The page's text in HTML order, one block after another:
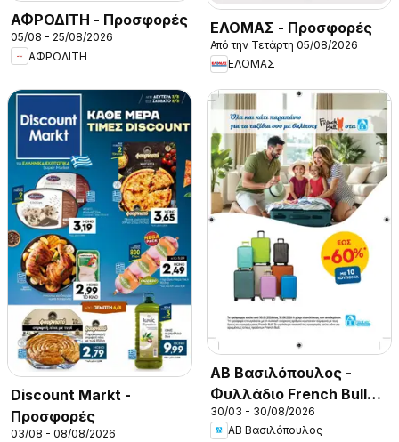
ΑΦΡΟΔΙΤΗ - Προσφορές
05/08 - 25/08/2026
ΑΦΡΟΔΙΤΗ
ΕΛΟΜΑΣ - Προσφορές
Από την Τετάρτη 05/08/2026
ΕΛΟΜΑΣ
Discount Markt -
Προσφορές
03/08 - 08/08/2026
ΑΒ Βασιλόπουλος -
Φυλλάδιο French Bull
Continuity leaflet 2026
30/03 - 30/08/2026
ΑΒ Βασιλόπουλος